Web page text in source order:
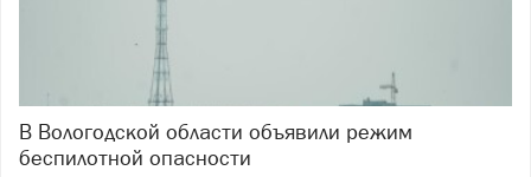
В Вологодской области объявили режим
беспилотной опасности